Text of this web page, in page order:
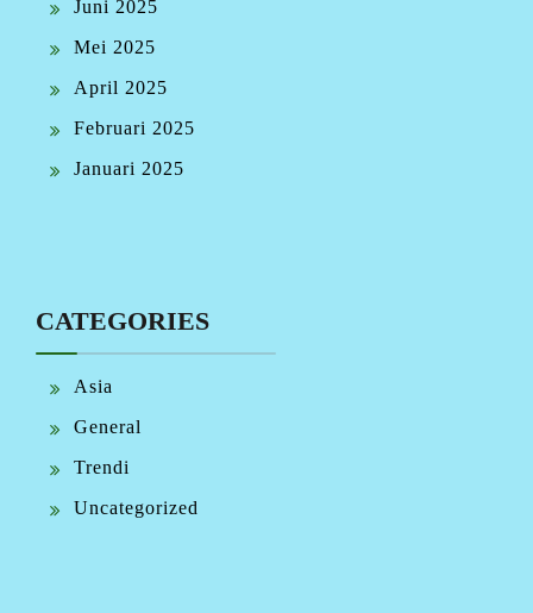
Juni 2025
Mei 2025
April 2025
Februari 2025
Januari 2025
CATEGORIES
Asia
General
Trendi
Uncategorized